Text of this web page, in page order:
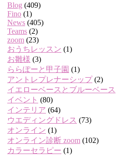
Blog (409)
Fino (1)
News (405)
Teams (2)
zoom (23)
おうちレッスン (1)
お雛様 (3)
ららぽーと甲子園 (1)
アントレプレナーシップ(2)
イエローベースとブルーベース
イベント (80)
インテリア (64)
ウエディングドレス (73)
オンライン (1)
オンライン診断 zoom (102)
カラーセラピー (1)